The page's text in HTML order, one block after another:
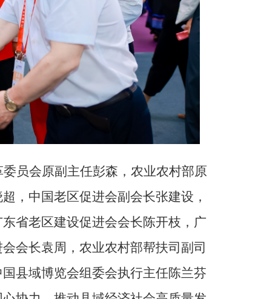
员会原副主任彭森，农业农村部原
，中国老区促进会副会长张建设，
省老区建设促进会会长陈开枝，广
会长袁周，农业农村部帮扶司副司
县域博览会组委会执行主任陈兰芬